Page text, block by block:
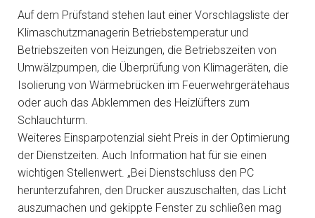
Auf dem Prüfstand stehen laut einer Vorschlagsliste der
Klimaschutzmanagerin Betriebstemperatur und
Betriebszeiten von Heizungen, die Betriebszeiten von
Umwälzpumpen, die Überprüfung von Klimageräten, die
Isolierung von Wärmebrücken im Feuerwehrgerätehaus
oder auch das Abklemmen des Heizlüfters zum
Schlauchturm.
Weiteres Einsparpotenzial sieht Preis in der Optimierung
der Dienstzeiten. Auch Information hat für sie einen
wichtigen Stellenwert. „Bei Dienstschluss den PC
herunterzufahren, den Drucker auszuschalten, das Licht
auszumachen und gekippte Fenster zu schließen mag